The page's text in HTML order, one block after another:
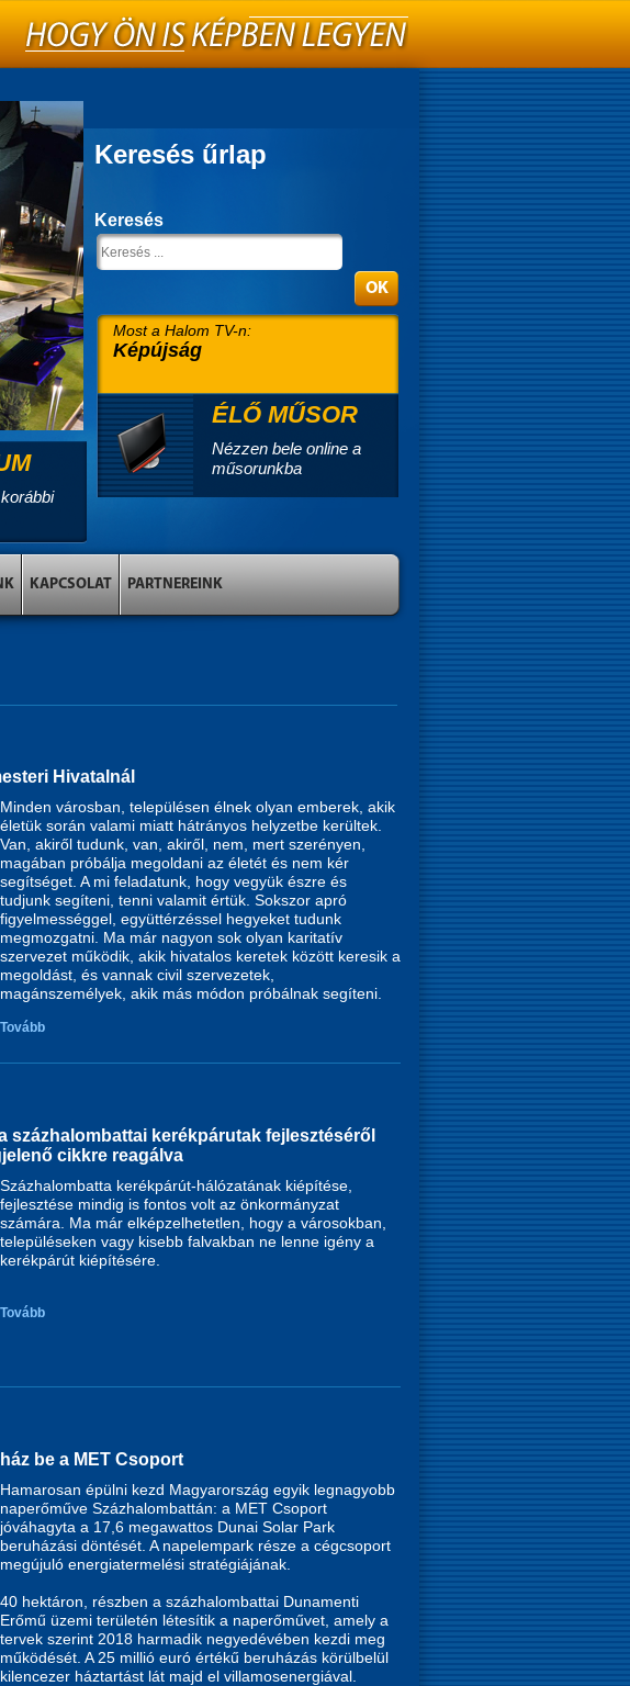
Keresés űrlap
Keresés
Most a Halom TV-n:
Képújság
ÉLŐ MŰSOR
Nézzen bele online a
műsorunkba
KAPCSOLAT PARTNEREINK
Hivatalnál
Minden városban, településen élnek olyan emberek, akik
életük során valami miatt hátrányos helyzetbe kerültek.
Van, akiről tudunk, van, akiről, nem, mert szerényen,
magában próbálja megoldani az életét és nem kér
segítséget. A mi feladatunk, hogy vegyük észre és
tudjunk segíteni, tenni valamit értük. Sokszor apró
figyelmességgel, együttérzéssel hegyeket tudunk
megmozgatni. Ma már nagyon sok olyan karitatív
szervezet működik, akik hivatalos keretek között keresik a
megoldást, és vannak civil szervezetek,
magánszemélyek, akik más módon próbálnak segíteni.
Tovább
százhalombattai kerékpárutak fejlesztéséről
cikkre reagálva
Százhalombatta kerékpárút-hálózatának kiépítése,
fejlesztése mindig is fontos volt az önkormányzat
számára. Ma már elképzelhetetlen, hogy a városokban,
településeken vagy kisebb falvakban ne lenne igény a
kerékpárút kiépítésére.
Tovább
be a MET Csoport
Hamarosan épülni kezd Magyarország egyik legnagyobb
naperőműve Százhalombattán: a MET Csoport
jóváhagyta a 17,6 megawattos Dunai Solar Park
beruházási döntését. A napelempark része a cégcsoport
megújuló energiatermelési stratégiájának.
40 hektáron, részben a százhalombattai Dunamenti
Erőmű üzemi területén létesítik a naperőművet, amely a
tervek szerint 2018 harmadik negyedévében kezdi meg
működését. A 25 millió euró értékű beruházás körülbelül
kilencezer háztartást lát majd el villamosenergiával.